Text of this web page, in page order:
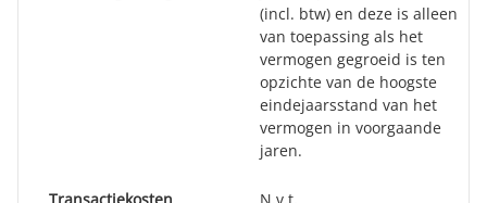
(incl. btw) en deze is alleen
van toepassing als het
vermogen gegroeid is ten
opzichte van de hoogste
eindejaarsstand van het
vermogen in voorgaande
jaren.